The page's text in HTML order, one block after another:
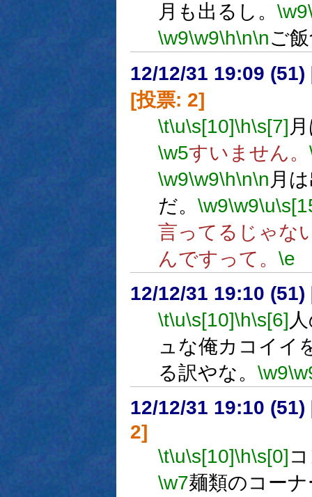
月も出るし。 \w9
\w9\w9\h\n\nご
12/12/31 19:09 (51)
[投票: 2]
\t\u\s[10]\h\s[7]
\w5すいません。
\w9\w9\h\n\n 月
だ。 \w9\w9\u
言ってるじゃな
んですって。 \e
12/12/31 19:10 (51)
\t\u\s[10]\h\s[6]
ュな俺カコイイ
る訳やな。 \w9
12/12/31 19:10 (51)
2]
\t\u\s[10]\h\s[0]
\w7麺類のコー